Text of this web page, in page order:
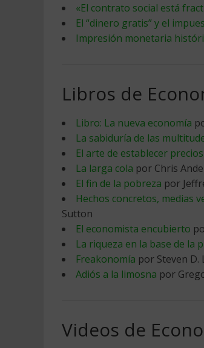
«El contrato social está
El “dinero gratis” y el
Impresión monetaria
Libros de
Libro: La nueva economía
La sabiduría de las
El arte de establecer precios
La larga cola por Chris
El fin de la pobreza por
Hechos concretos, medias
Sutton
El economista encubierto
La riqueza en la base de la
Freakonomía por Steven D.
Adiós a la limosna por
Videos de